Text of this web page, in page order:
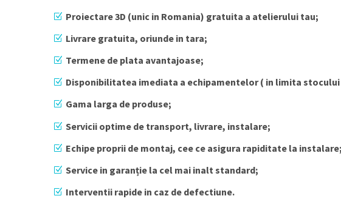
Proiectare 3D (unic in Romania) gratuita a atelierului tau;
Livrare gratuita, oriunde in tara;
Termene de plata avantajoase;
Disponibilitatea imediata a echipamentelor ( in limita
Gama larga de produse;
Servicii optime de transport, livrare, instalare;
Echipe proprii de montaj, cee ce asigura rapiditate la instalare;
Service in garanție la cel mai inalt standard;
Interventii rapide in caz de defectiune.